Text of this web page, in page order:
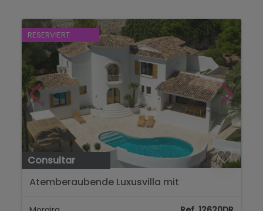
RESERVIERT
Consultar
Atemberaubende Luxusvilla mit
Moraira...